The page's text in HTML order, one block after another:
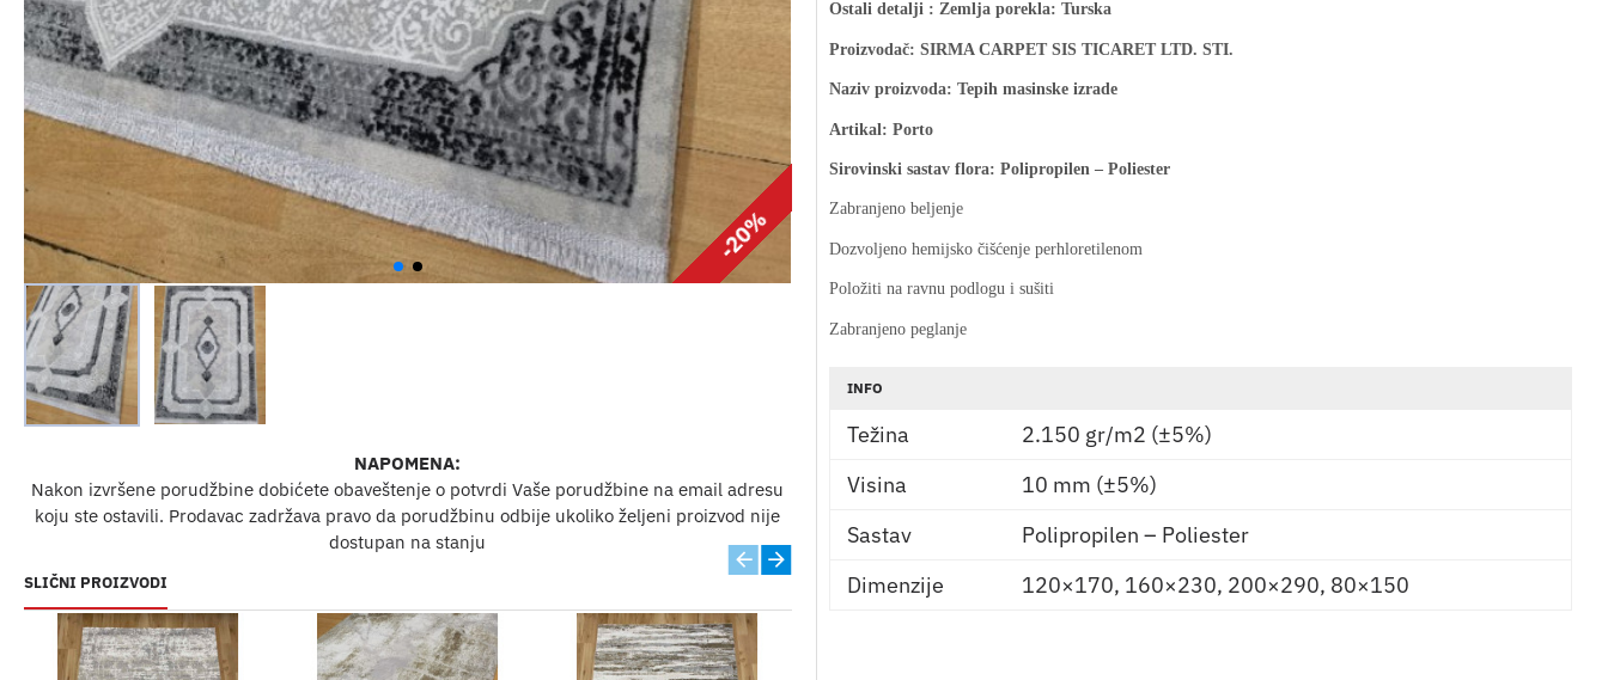
-20%
SLIČNI PROIZVODI
NAPOMENA:
Nakon izvršene porudžbine dobićete obaveštenje o potvrdi Vaše porudžbine na email adresu
koju ste ostavili. Prodavac zadržava pravo da porudžbinu odbije ukoliko željeni proizvod nije
dostupan na stanju
Ostali detalji : Zemlja porekla: Turska
Proizvodač: SIRMA CARPET SIS TICARET LTD. STI.
Naziv proizvoda: Tepih masinske izrade
Artikal: Porto
Sirovinski sastav flora: Polipropilen – Poliester
Zabranjeno beljenje
Dozvoljeno hemijsko čišćenje perhloretilenom
Položiti na ravnu podlogu i sušiti
Zabranjeno peglanje
INFO
Težina
2.150 gr/m2 (±5%)
Visina
10 mm (±5%)
Sastav
Polipropilen – Poliester
Dimenzije
120×170, 160×230, 200×290, 80×150